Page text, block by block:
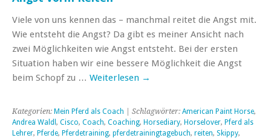
Viele von uns kennen das – manchmal reitet die Angst mit.
Wie entsteht die Angst? Da gibt es meiner Ansicht nach
zwei Möglichkeiten wie Angst entsteht. Bei der ersten
Situation haben wir eine bessere Möglichkeit die Angst
beim Schopf zu … Weiterlesen →
Kategorien: Mein Pferd als Coach | Schlagwörter: American Paint Horse,
Andrea Waldl , Cisco, Coach, Coaching, Horsediary, Horselover, Pferd als
Lehrer, Pferde, Pferdetraining, pferdetrainingtagebuch, reiten, Skippy,